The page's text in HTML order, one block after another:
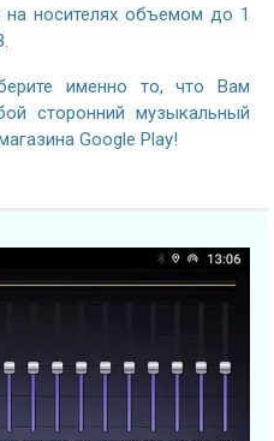
на носителях объемом до 1
именно то, что Вам
сторонний музыкальный
Google Play!